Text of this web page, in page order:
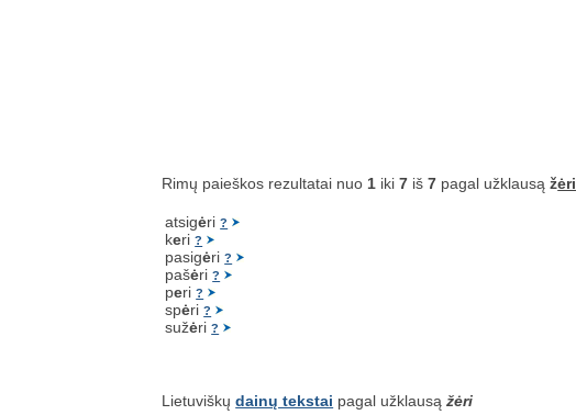
Rimų paieškos rezultatai nuo 1 iki7 iš7 pagal užklausąžėri
atsigėri?
keri?
pasigėri?
pašėri?
peri?
spėri?
sužėri?
Lietuviškųdainų tekstai pagal užklausąžėri